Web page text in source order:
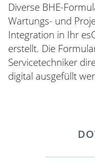
Diverse BHE-
Wartungs- und
Integration in Ihr
erstellt. Die
Servicetechniker
digital ausgefüllt